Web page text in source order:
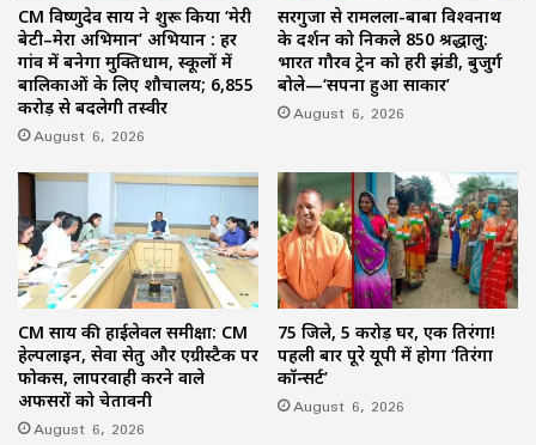
CM विष्णुदेव साय ने शुरू किया ‘मेरी
बेटी–मेरा अभिमान’ अभियान : हर
गांव में बनेगा मुक्तिधाम, स्कूलों में
बालिकाओं के लिए शौचालय; 6,855
करोड़ से बदलेगी तस्वीर
August 6, 2026
सरगुजा से रामलला-बाबा विश्वनाथ
के दर्शन को निकले 850 श्रद्धालु:
भारत गौरव ट्रेन को हरी झंडी, बुजुर्ग
बोले—‘सपना हुआ साकार’
August 6, 2026
CM साय की हाईलेवल समीक्षा: CM
हेल्पलाइन, सेवा सेतु और एग्रीस्टैक पर
फोकस, लापरवाही करने वाले
अफसरों को चेतावनी
August 6, 2026
75 जिले, 5 करोड़ घर, एक तिरंगा!
पहली बार पूरे यूपी में होगा ‘तिरंगा
कॉन्सर्ट’
August 6, 2026